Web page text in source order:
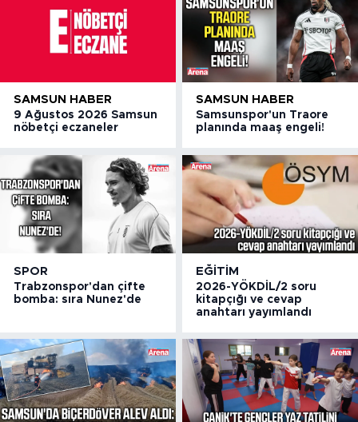
SAMSUN HABER
9 Ağustos 2026 Samsun
nöbetçi eczaneler
SAMSUN HABER
Samsunspor'un Traore
planında maaş engeli!
SPOR
Trabzonspor'dan çifte
bomba: sıra Nunez'de
EĞITIM
2026-YÖKDİL/2 soru
kitapçığı ve cevap
anahtarı yayımlandı